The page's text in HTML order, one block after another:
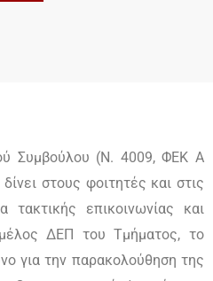
Συμβούλου (Ν. 4009, ΦΕΚ A
στους φοιτητές και στις
τακτικής επικοινωνίας και
ΔΕΠ του Τμήματος, το
για την παρακολούθηση της